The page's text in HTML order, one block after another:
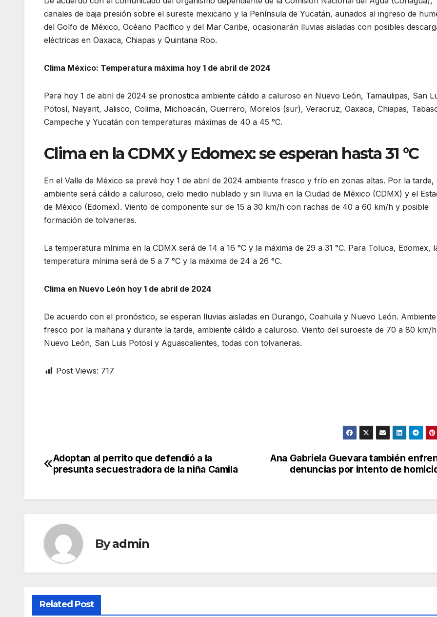
canales de baja presión sobre el sureste mexicano y la Península de Yucatán, aunados al ingreso de
del Golfo de México, Océano Pacífico y del Mar Caribe, ocasionarán lluvias aisladas con posibles
eléctricas en Oaxaca, Chiapas y Quintana Roo.
Clima México: Temperatura máxima hoy 1 de abril de 2024
Para hoy 1 de abril de 2024 se pronostica ambiente cálido a caluroso en Nuevo León, Tamaulipas, San
Potosí, Nayarit, Jalisco, Colima, Michoacán, Guerrero, Morelos (sur), Veracruz, Oaxaca, Chiapas,
Campeche y Yucatán con temperaturas máximas de 40 a 45 °C.
Clima en la CDMX y Edomex: se esperan hasta 31 °C
En el Valle de México se prevé hoy 1 de abril de 2024 ambiente fresco y frío en zonas altas. Por la tarde,
ambiente será cálido a caluroso, cielo medio nublado y sin lluvia en la Ciudad de México (CDMX) y el
de México (Edomex). Viento de componente sur de 15 a 30 km/h con rachas de 40 a 60 km/h y posible
formación de tolvaneras.
La temperatura mínima en la CDMX será de 14 a 16 °C y la máxima de 29 a 31 °C. Para Toluca, Edomex,
temperatura mínima será de 5 a 7 °C y la máxima de 24 a 26 °C.
Clima en Nuevo León hoy 1 de abril de 2024
De acuerdo con el pronóstico, se esperan lluvias aisladas en Durango, Coahuila y Nuevo León. Ambiente
fresco por la mañana y durante la tarde, ambiente cálido a caluroso. Viento del suroeste de 70 a 80 km/
Nuevo León, San Luis Potosí y Aguascalientes, todas con tolvaneras.
Post Views: 717
Post
Ana Gabriela Guevara también
denuncias por intento de
Adoptan al perrito que defendió a la
presunta secuestradora de la niña Camila
Byadmin
Related Post